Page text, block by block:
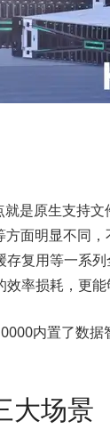
是原生支持文
面明显不同
复用等一系
率损耗，更能
内置了数
大场景